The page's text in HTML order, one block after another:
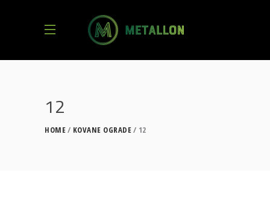
12
HOME KOVANE OGRADE 12